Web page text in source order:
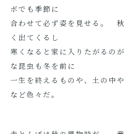
ボでも季節に
合わせて必ず姿を見せる。
く出てくるし
寒くなると家に入りたがるの
な昆虫も冬を前に
一生を終えるものや、土の中
など色々だ。